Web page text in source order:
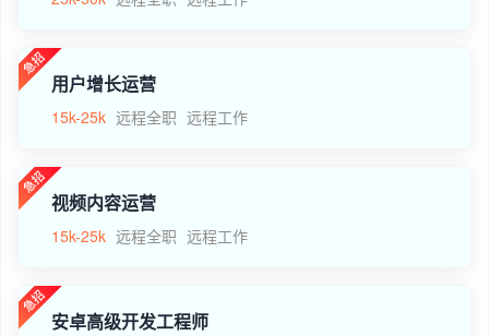
用户增长运营
15k-25k 远程全职 远程工作
视频内容运营
15k-25k 远程全职 远程工作
安卓高级开发工程师